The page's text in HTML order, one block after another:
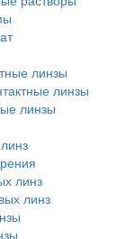
линзы
линзы
линзы
линз
линз